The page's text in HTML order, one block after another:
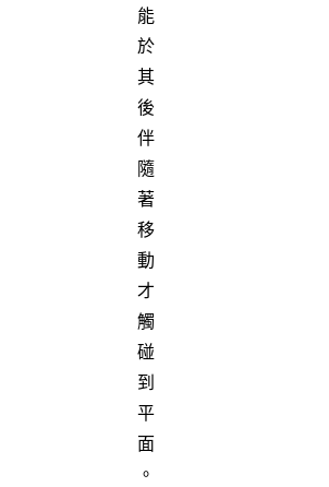
能
於
其
後
伴
隨
著
移
動
才
觸
碰
到
平
面
。